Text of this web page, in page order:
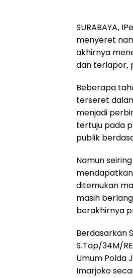
SURABAYA,
menyeret
akhirnya
dan terlapor,
Beberapa
terseret
menjadi
tertuju pada
publik
Namun
ditemukan
masih
berakhirnya
Berdasarkan
S.Tap/34M/
Umum Polda
Imarjoko